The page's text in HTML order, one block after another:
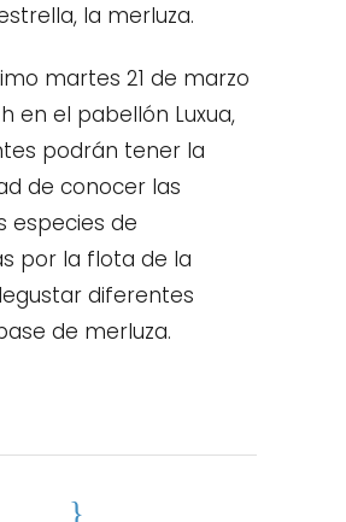
la merluza.
martes 21 de marzo
h en el pabellón Luxua,
podrán tener la
de conocer las
especies de
por la flota de la
diferentes
de merluza.